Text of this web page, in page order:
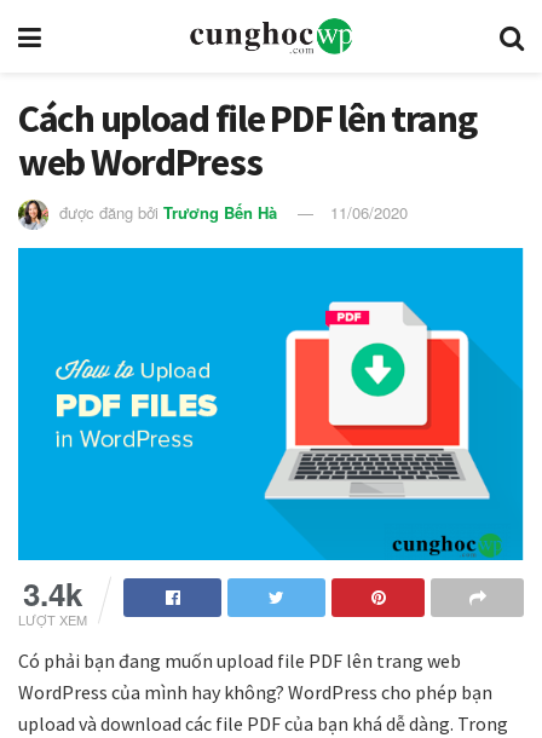
Cách upload file PDF lên trang
web WordPress
được đăng bởi Trương Bến Hà 11/06/2020
3.4k
LƯỢT XEM
Có phải bạn đang muốn upload file PDF lên trang web
WordPress của mình hay không? WordPress cho phép bạn
upload và download các file PDF của bạn khá dễ dàng. Trong